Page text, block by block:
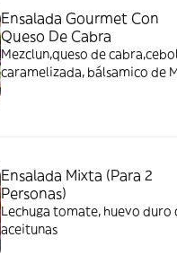
Ensalada Gourmet Con
Queso De Cabra
Mezclun,queso de
caramelizada, bálsamico de
Ensalada Mixta (Para 2
Personas)
Lechuga tomate, huevo duro
aceitunas